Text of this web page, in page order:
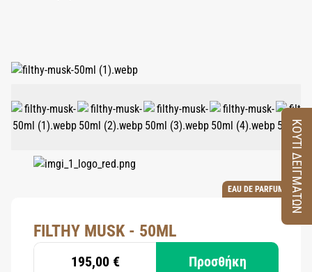
EAU DE PARFUM
FILTHY MUSK - 50ML
195,00 € Προσθήκη
ΚΟΥΤΙ ΔΕΙΓΜΑΤΩΝ